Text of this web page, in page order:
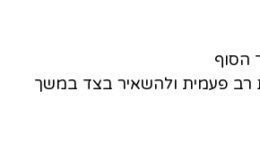
רב פעמית ולהשאיר בצד במשך